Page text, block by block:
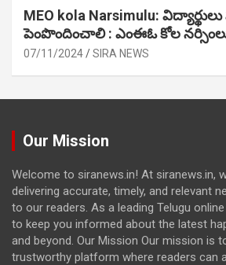
MEO kola Narsimulu:
పెంపొందించాలి : ఎంఈఓ కోల
07/11/2024 SIRA NEWS
Our Mission
Welcome to siranews.in! At siranews.in,
delivering accurate, timely, and relevant
to our readers. As a leading Telugu
to keep you informed about the latest
and beyond. Our Mission Our mission is
trustworthy platform where readers can